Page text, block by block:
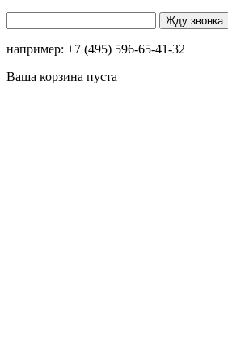
например: +7 (495) 596-65-41-32
Ваша корзина пуста